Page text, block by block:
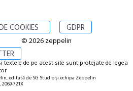
COOKIES GDPR
© 2026 zeppelin
textele de pe acest site sunt protejate de legea
editată de SG Studio și echipa Zeppelin
2069-721X